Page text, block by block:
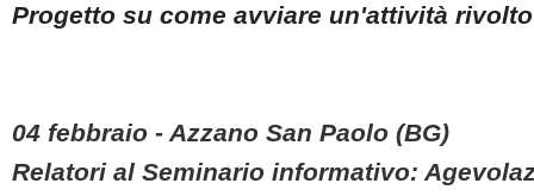
Progetto su come avviare un'attività
04 febbraio - Azzano San Paolo (BG)
Relatori al Seminario informativo: